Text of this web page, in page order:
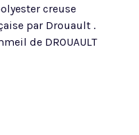
creuse
par Drouault .
de DROUAULT